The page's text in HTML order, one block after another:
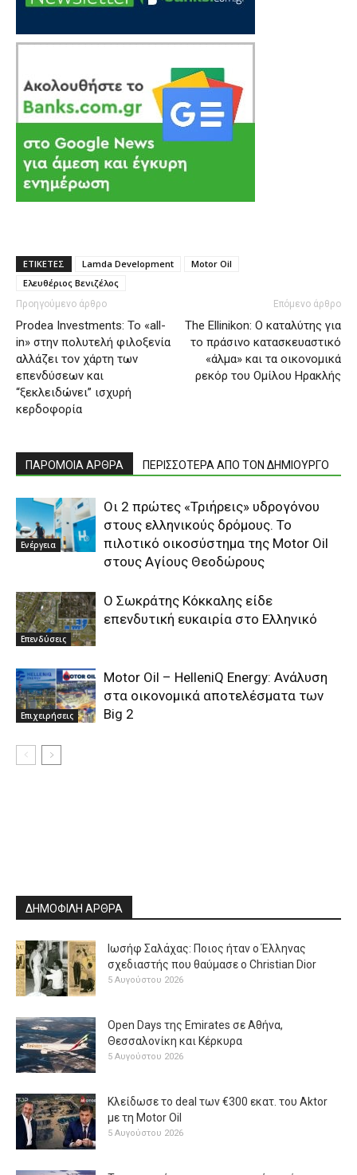
ΕΤΙΚΕΤΕΣ Lamda Development
Motor Oil
Ελευθέριος Βενιζέλος
Προηγούμενο άρθρο
Prodea Investments: Το «all-
in» στην πολυτελή φιλοξενία
αλλάζει τον χάρτη των
επενδύσεων και
“ξεκλειδώνει” ισχυρή
κερδοφορία
Επόμενο άρθρο
The Ellinikon: Ο καταλύτης για
το πράσινο κατασκευαστικό
«άλμα» και τα οικονομικά
ρεκόρ του Ομίλου Ηρακλής
ΠΑΡΟΜΟΙΑ ΑΡΘΡΑ ΠΕΡΙΣΣΟΤΕΡΑ ΑΠΟ ΤΟΝ ΔΗΜΙΟΥΡΓΟ
Ενέργεια
Οι 2 πρώτες «Τριήρεις» υδρογόνου
στους ελληνικούς δρόμους. Το
πιλοτικό οικοσύστημα της Motor Oil
στους Αγίους Θεοδώρους
Επενδύσεις
O Σωκράτης Κόκκαλης είδε
επενδυτική ευκαιρία στο Ελληνικό
Επιχειρήσεις
Motor Oil – HelleniQ Energy: Ανάλυση
στα οικονομικά αποτελέσματα των
Big 2
ΔΗΜΟΦΙΛΗ ΑΡΘΡΑ
Ιωσήφ Σαλάχας: Ποιος ήταν ο Έλληνας
σχεδιαστής που θαύμασε ο Christian Dior
5 Αυγούστου 2026
Open Days της Emirates σε Αθήνα,
Θεσσαλονίκη και Κέρκυρα
5 Αυγούστου 2026
Κλείδωσε το deal των €300 εκατ. του Aktor
με τη Μotor Oil
5 Αυγούστου 2026